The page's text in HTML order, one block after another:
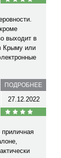
выходит в
Крыму или
ПОДРОБНЕЕ
27.12.2022